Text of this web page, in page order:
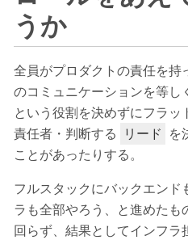
うか
全員がプロダクトの責任を持
のコミュニケーションを等し
という役割を決めずにフラッ
責任者・判断する
リード
を
ことがあったりする。
フルスタックにバックエンド
ラも全部やろう、と進めた
回らず、結果としてインフ